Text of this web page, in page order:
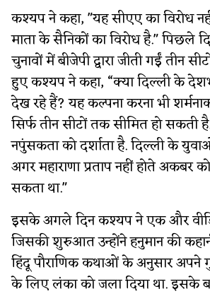
कश्यप ने कहा, "यह सीएए का विरोध
माता के सैनिकों का विरोध है." पिछले
चुनावों में बीजेपी द्वारा जीती गईं तीन
हुए कश्यप ने कहा, “क्या दिल्ली के
देख रहे हैं? यह कल्पना करना भी
सिर्फ तीन सीटों तक सीमित हो सकती
नपुंसकता को दर्शाता है. दिल्ली के
अगर महाराणा प्रताप नहीं होते अकबर
सकता था."
इसके अगले दिन कश्यप ने एक और
जिसकी शुरुआत उन्होंने हनुमान की
हिंदू पौराणिक कथाओं के अनुसार अपने
के लिए लंका को जला दिया था. इसके